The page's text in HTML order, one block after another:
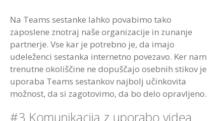
Na Teams sestanke lahko povabimo tako
zaposlene znotraj naše organizacije in zunanje
partnerje. Vse kar je potrebno je, da imajo
udeleženci sestanka internetno povezavo. Ker nam
trenutne okoliščine ne dopuščajo osebnih stikov je
uporaba Teams sestankov najbolj učinkovita
možnost, da si zagotovimo, da bo delo opravljeno.
#3 Komunikacija z uporabo videa